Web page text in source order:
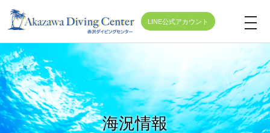
LINE公式アカウント
t
o
g
e
n
海況情報